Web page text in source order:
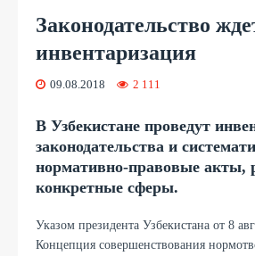
Законодательство
инвентаризация
09.08.2018 2 111
В Узбекистане проведут
законодательства и
нормативно-правовые акты,
конкретные сферы.
Указом президента Узбекистана от 8
Концепция совершенствования